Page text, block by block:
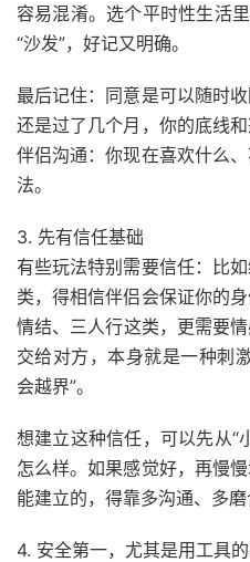
容易混淆。选个平时性生活
“沙发”，好记又明确。
最后记住：同意是可以随时
还是过了几个月，你的底线
伴侣沟通：你现在喜欢什么
法。
3. 先有信任基础
有些玩法特别需要信任：比
类，得相信伴侣会保证你的
情结、三人行这类，更需要
交给对方，本身就是一种刺
会越界”。
想建立这种信任，可以先从“
怎么样。如果感觉好，再慢
能建立的，得靠多沟通、多磨
4. 安全第一，尤其是用工具